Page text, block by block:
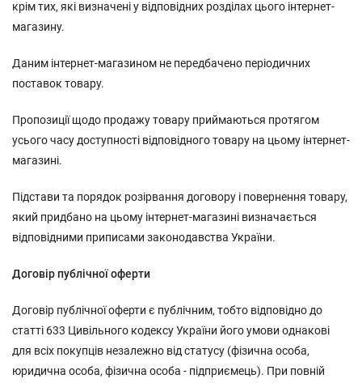
крім тих, які визначені у відповідних розділах цього інтернет-
магазину.
Даним інтернет-магазином не передбачено періодичних
поставок товару.
Пропозиції щодо продажу товару приймаються протягом
усього часу доступності відповідного товару на цьому інтернет-
магазині.
Підстави та порядок розірвання договору і повернення товару,
який придбано на цьому інтернет-магазині визначається
відповідними приписами законодавства України.
Договір публічної оферти
Договір публічної оферти є публічним, тобто відповідно до
статті 633 Цивільного кодексу України його умови однакові
для всіх покупців незалежно від статусу (фізична особа,
юридична особа, фізична особа - підприємець). При повній